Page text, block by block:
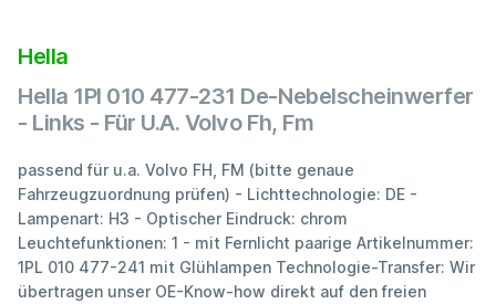
Hella
Hella 1Pl 010 477-231 De-Nebelscheinwerfer
- Links - Für U.A. Volvo Fh, Fm
passend für u.a. Volvo FH, FM (bitte genaue
Fahrzeugzuordnung prüfen) - Lichttechnologie: DE -
Lampenart: H3 - Optischer Eindruck: chrom
Leuchtefunktionen: 1 - mit Fernlicht paarige Artikelnummer:
1PL 010 477-241 mit Glühlampen Technologie-Transfer: Wir
übertragen unser OE-Know-how direkt auf den freien